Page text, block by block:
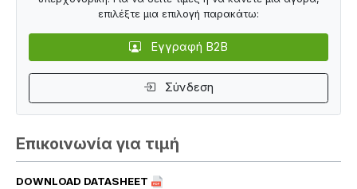
Επικοινωνία για τιμή
DOWNLOAD DATASHEET
επιλέξτε μια επιλογή παρακάτω:
Εγγραφή B2B
Σύνδεση